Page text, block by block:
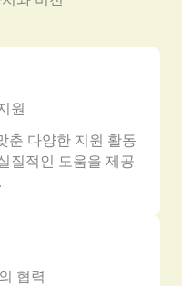
원
춘 다양한 지원 활동
질적인 도움을 제공
협력